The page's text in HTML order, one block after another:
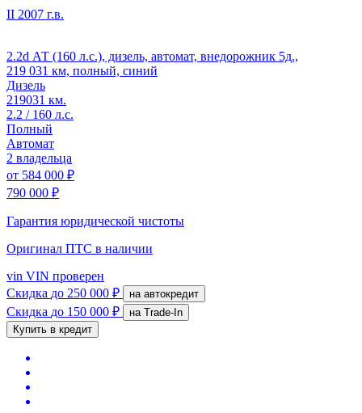
II 2007 г.в.
2.2d АТ (160 л.с.), дизель, автомат, внедорожник 5д.,
219 031 км, полный, синий
Дизель
219031 км.
2.2 / 160 л.с.
Полный
Автомат
2 владельца
от 584 000 ₽
790 000 ₽
Гарантия юридической чистоты
Оригинал ПТС в наличии
vin VIN проверен
Скидка до 250 000 ₽ на автокредит
Скидка до 150 000 ₽
на Trade-In
Купить в кредит